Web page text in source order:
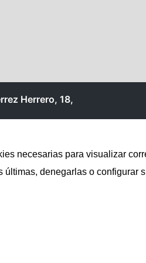
necesarias para visualizar
últimas, denegarlas o configurar
Herrero, 18,